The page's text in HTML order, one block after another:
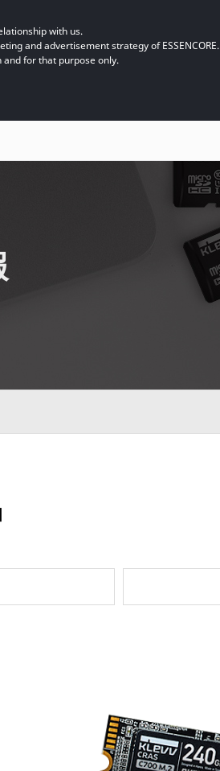
with us.
and advertisement strategy of ESSENCORE.
for that purpose only.